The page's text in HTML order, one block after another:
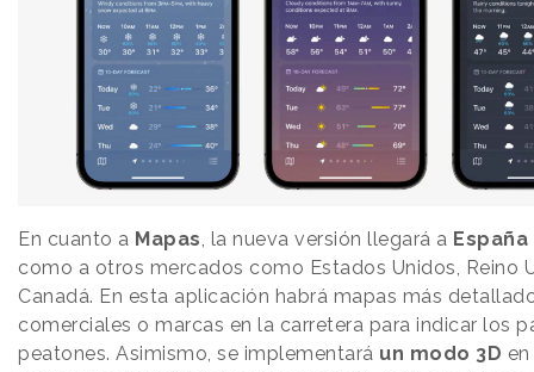
En cuanto a Mapas, la nueva versión llegará a España
como a otros mercados como Estados Unidos, Reino
Canadá. En esta aplicación habrá mapas más
comerciales o marcas en la carretera para indicar los
peatones. Asimismo, se implementará un modo 3D